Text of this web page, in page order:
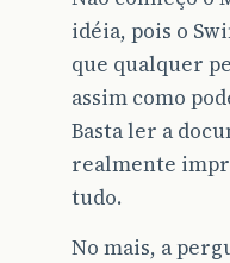
idéia, pois o
que qualquer
assim como
Basta ler a
realmente
tudo.
No mais, a